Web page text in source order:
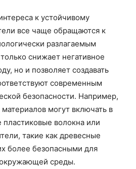
к устойчивому
все чаще обращаются к
разлагаемым
снижает негативное
но и позволяет создавать
современным
безопасности. Например,
могут включать в
волокна или
такие как древесные
более безопасными для
среды.